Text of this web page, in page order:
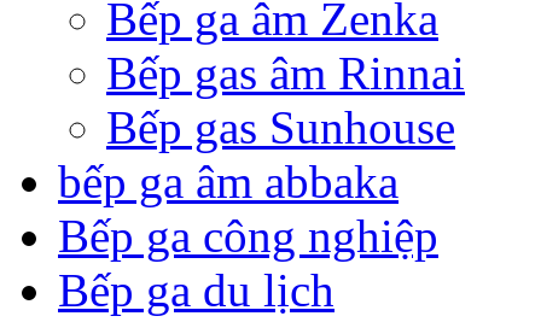
Bếp ga âm Zenka
Bếp gas âm Rinnai
Bếp gas Sunhouse
bếp ga âm abbaka
Bếp ga công nghiệp
Bếp ga du lịch